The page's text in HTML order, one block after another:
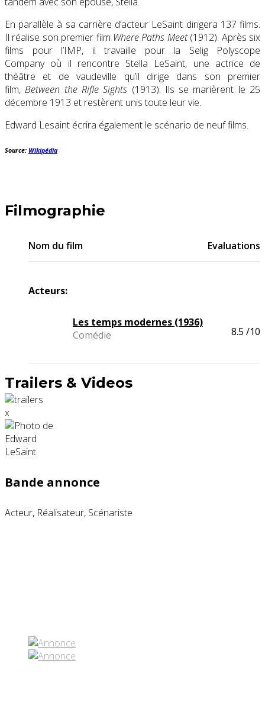
En parallèle à sa carrière d’acteur LeSaint dirigera 137 films.
Il réalise son premier film Where Paths Meet(1912). Après six
films pour l’IMP, il travaille pour la Selig Polyscope
Company où il rencontre Stella LeSaint, une actrice de
théâtre et de vaudeville qu’il dirige dans son premier
film,Between the Rifle Sights (1913). Ils se marièrent le 25
décembre 1913 et restèrent unis toute leur vie.
Edward Lesaint écrira également le scénario de neuf films.
Source: Wikipédia
Filmographie
Nom du film Evaluations
Acteurs:
Les temps modernes (1936)
Comédie
8.5 /10
Trailers & Videos
x
Bande annonce
Acteur, Réalisateur, Scénariste